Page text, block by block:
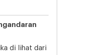
di lihat dari